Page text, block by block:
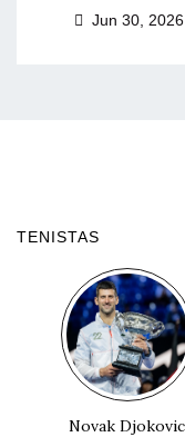
Jun 30, 2026
TENISTAS
Djokovic